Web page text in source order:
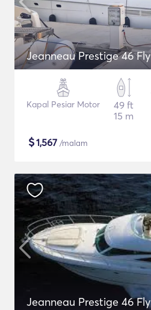
Jeanneau Prestige 46 Fly
Kapal Pesiar Motor
49 ft
15 m
$1,567 /malam
Jeanneau Prestige 46 Fly